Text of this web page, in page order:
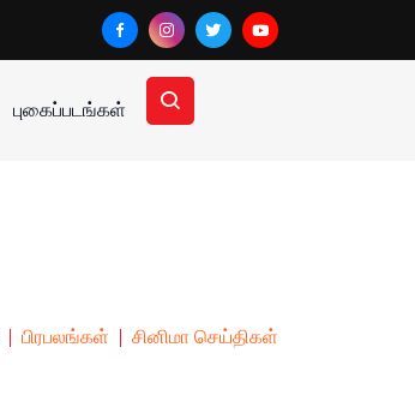
புகைப்படங்கள்
பிரபலங்கள் சினிமா செய்திகள்